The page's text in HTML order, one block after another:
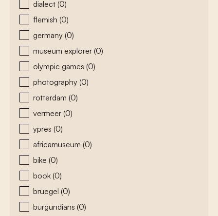
dialect (0)
flemish (0)
germany (0)
museum explorer (0)
olympic games (0)
photography (0)
rotterdam (0)
vermeer (0)
ypres (0)
africamuseum (0)
bike (0)
book (0)
bruegel (0)
burgundians (0)